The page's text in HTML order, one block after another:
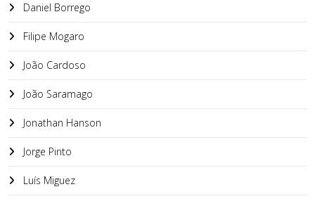
Daniel Borrego
Filipe Mogaro
João Cardoso
João Saramago
Jonathan Hanson
Jorge Pinto
Luís Miguez